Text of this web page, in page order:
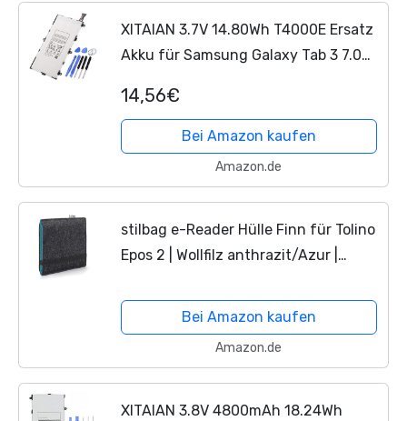
XITAIAN 3.7V 14.80Wh T4000E Ersatz
Akku für Samsung Galaxy Tab 3 7.0
Kids T2105 T2105 P3200 1588-7285
with Tools
14,56€
Bei Amazon kaufen
Amazon.de
stilbag e-Reader Hülle Finn für Tolino
Epos 2 | Wollfilz anthrazit/Azur |
Bei Amazon kaufen
Amazon.de
XITAIAN 3.8V 4800mAh 18.24Wh